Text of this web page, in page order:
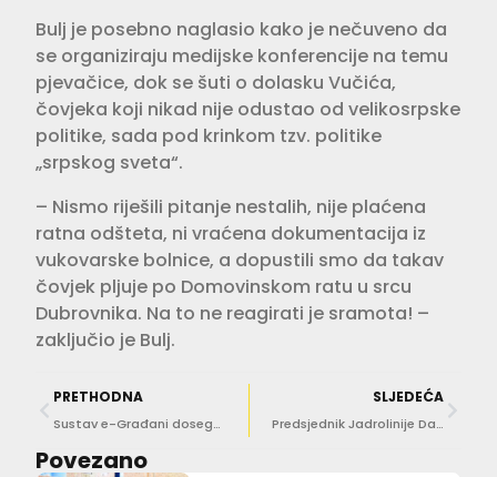
Bulj je posebno naglasio kako je nečuveno da
se organiziraju medijske konferencije na temu
pjevačice, dok se šuti o dolasku Vučića,
čovjeka koji nikad nije odustao od velikosrpske
politike, sada pod krinkom tzv. politike
„srpskog sveta“.
– Nismo riješili pitanje nestalih, nije plaćena
ratna odšteta, ni vraćena dokumentacija iz
vukovarske bolnice, a dopustili smo da takav
čovjek pljuje po Domovinskom ratu u srcu
Dubrovnika. Na to ne reagirati je sramota! –
zaključio je Bulj.
PRETHODNA
Sustav e-Građani dosegao dva milijuna korisnika, očekuju se nove usluge
SLJEDEĆA
Predsjednik Jadrolinije David Sopta: Nema dokaza o tehničkim greškama na ‘Lastovu’
Povezano